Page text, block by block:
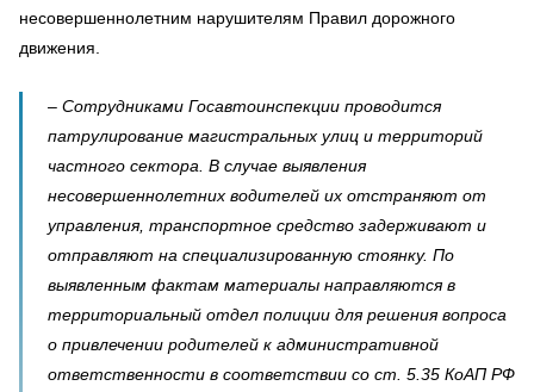
несовершеннолетним нарушителям Правил дорожного
движения.
– Сотрудниками Госавтоинспекции проводится
патрулирование магистральных улиц и территорий
частного сектора. В случае выявления
несовершеннолетних водителей их отстраняют от
управления, транспортное средство задерживают и
отправляют на специализированную стоянку. По
выявленным фактам материалы направляются в
территориальный отдел полиции для решения вопроса
о привлечении родителей к административной
ответственности в соответствии со ст. 5.35 КоАП РФ